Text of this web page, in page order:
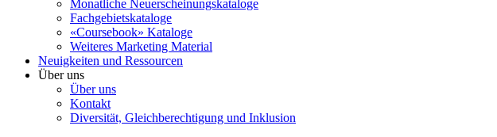
Monatliche Neuerscheinungskataloge
Fachgebietskataloge
«Coursebook» Kataloge
Weiteres Marketing Material
Neuigkeiten und Ressourcen
Über uns
Über uns
Kontakt
Diversität, Gleichberechtigung und Inklusion